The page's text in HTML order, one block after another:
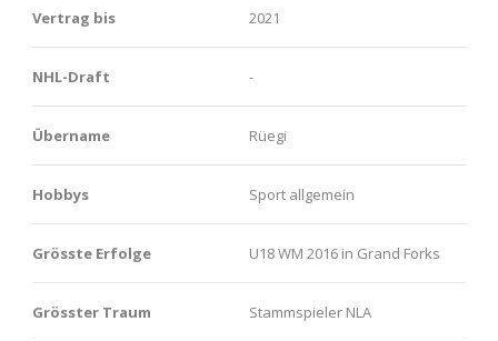
Vertrag bis 2021
NHL-Draft -
Übername Rüegi
Hobbys Sport allgemein
Grösste Erfolge U18 WM 2016 in Grand Forks
Grösster Traum Stammspieler NLA